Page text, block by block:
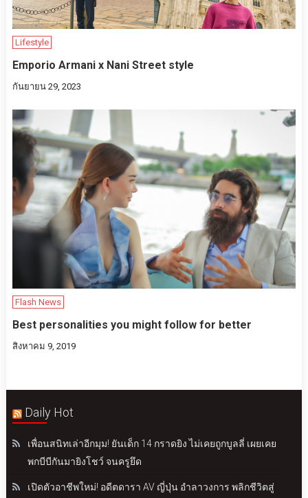
Lifestyle
Emporio Armani x Nani Street style
กันยายน 29, 2023
Flash News
Best personalities you might follow for better
สิงหาคม 9, 2019
Daily Hot
เพื่อนสนิทเล่าอีกมุม! ยันเด็ก 14 กราดยิง ไม่เคยถูกบูลลี่ เผยเคย
พกบีบีกันมายิงโชว์ จนครูยึด
เปิดตัวอาชีพใหม่! อดีตดารา AV ญี่ปุ่น อำลาวงการ พลิกชีวิตสู่